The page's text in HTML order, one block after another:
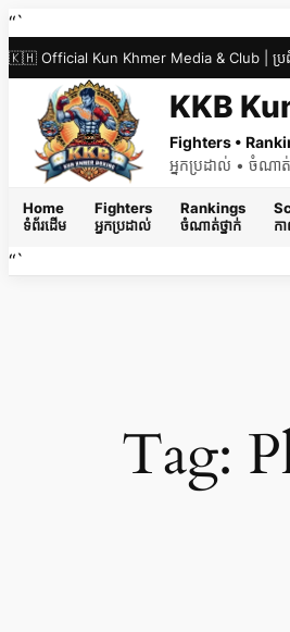
Skip
to
content
“`
🇰🇭 Official Kun Khmer Media & Club | ប្រព័ន្ធផ្
KKB
Fighters •
អ្នកប្រដាល់ • ចំណា
Home
ទំព័រដើម
Fighters
អ្នកប្រដាល់
Rankings
ចំណាត់ថ្នាក់
ក
“`
Tag: